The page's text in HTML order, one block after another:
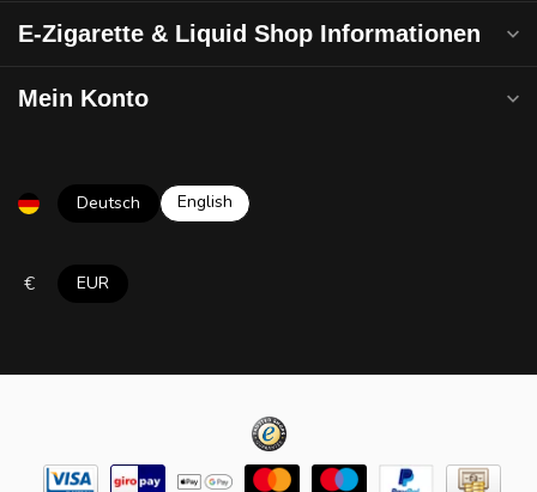
E-Zigarette & Liquid Shop Informationen
Mein Konto
Deutsch English
€ EUR